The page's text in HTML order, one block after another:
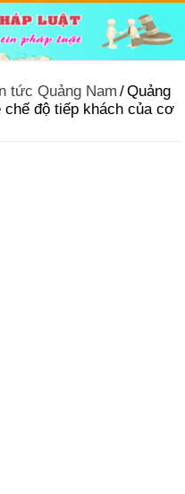
tức Quảng Nam /Quảng
chế độ tiếp khách của cơ